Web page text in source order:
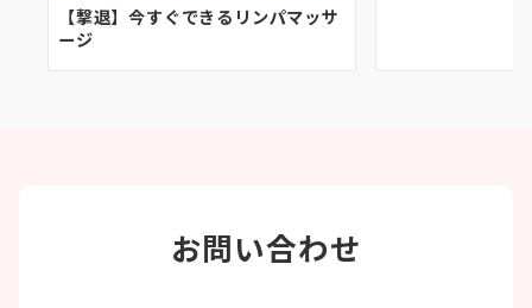
【撃退】今すぐできるリンパマッサ
ージ
お問い合わせ